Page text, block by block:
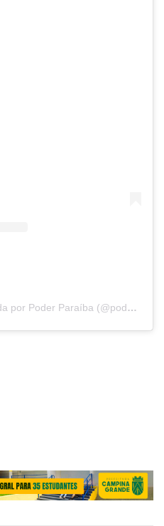
Uma publicação compartilhada por Poder Paraíba (@poderparaiba)